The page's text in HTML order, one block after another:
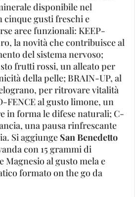
disponibile nel
cinque gusti freschi e
aree funzionali: KEEP-
la novità che contribuisce al
del sistema nervoso;
frutti rossi, un alleato per
della pelle; BRAIN-UP, al
per ritrovare vitalità
FENCE al gusto limone, un
in forma le difese naturali; C-
una pausa rinfrescante
Si aggiunge San Benedetto
con 15 grammi di
Magnesio al gusto mela e
formato on the go da